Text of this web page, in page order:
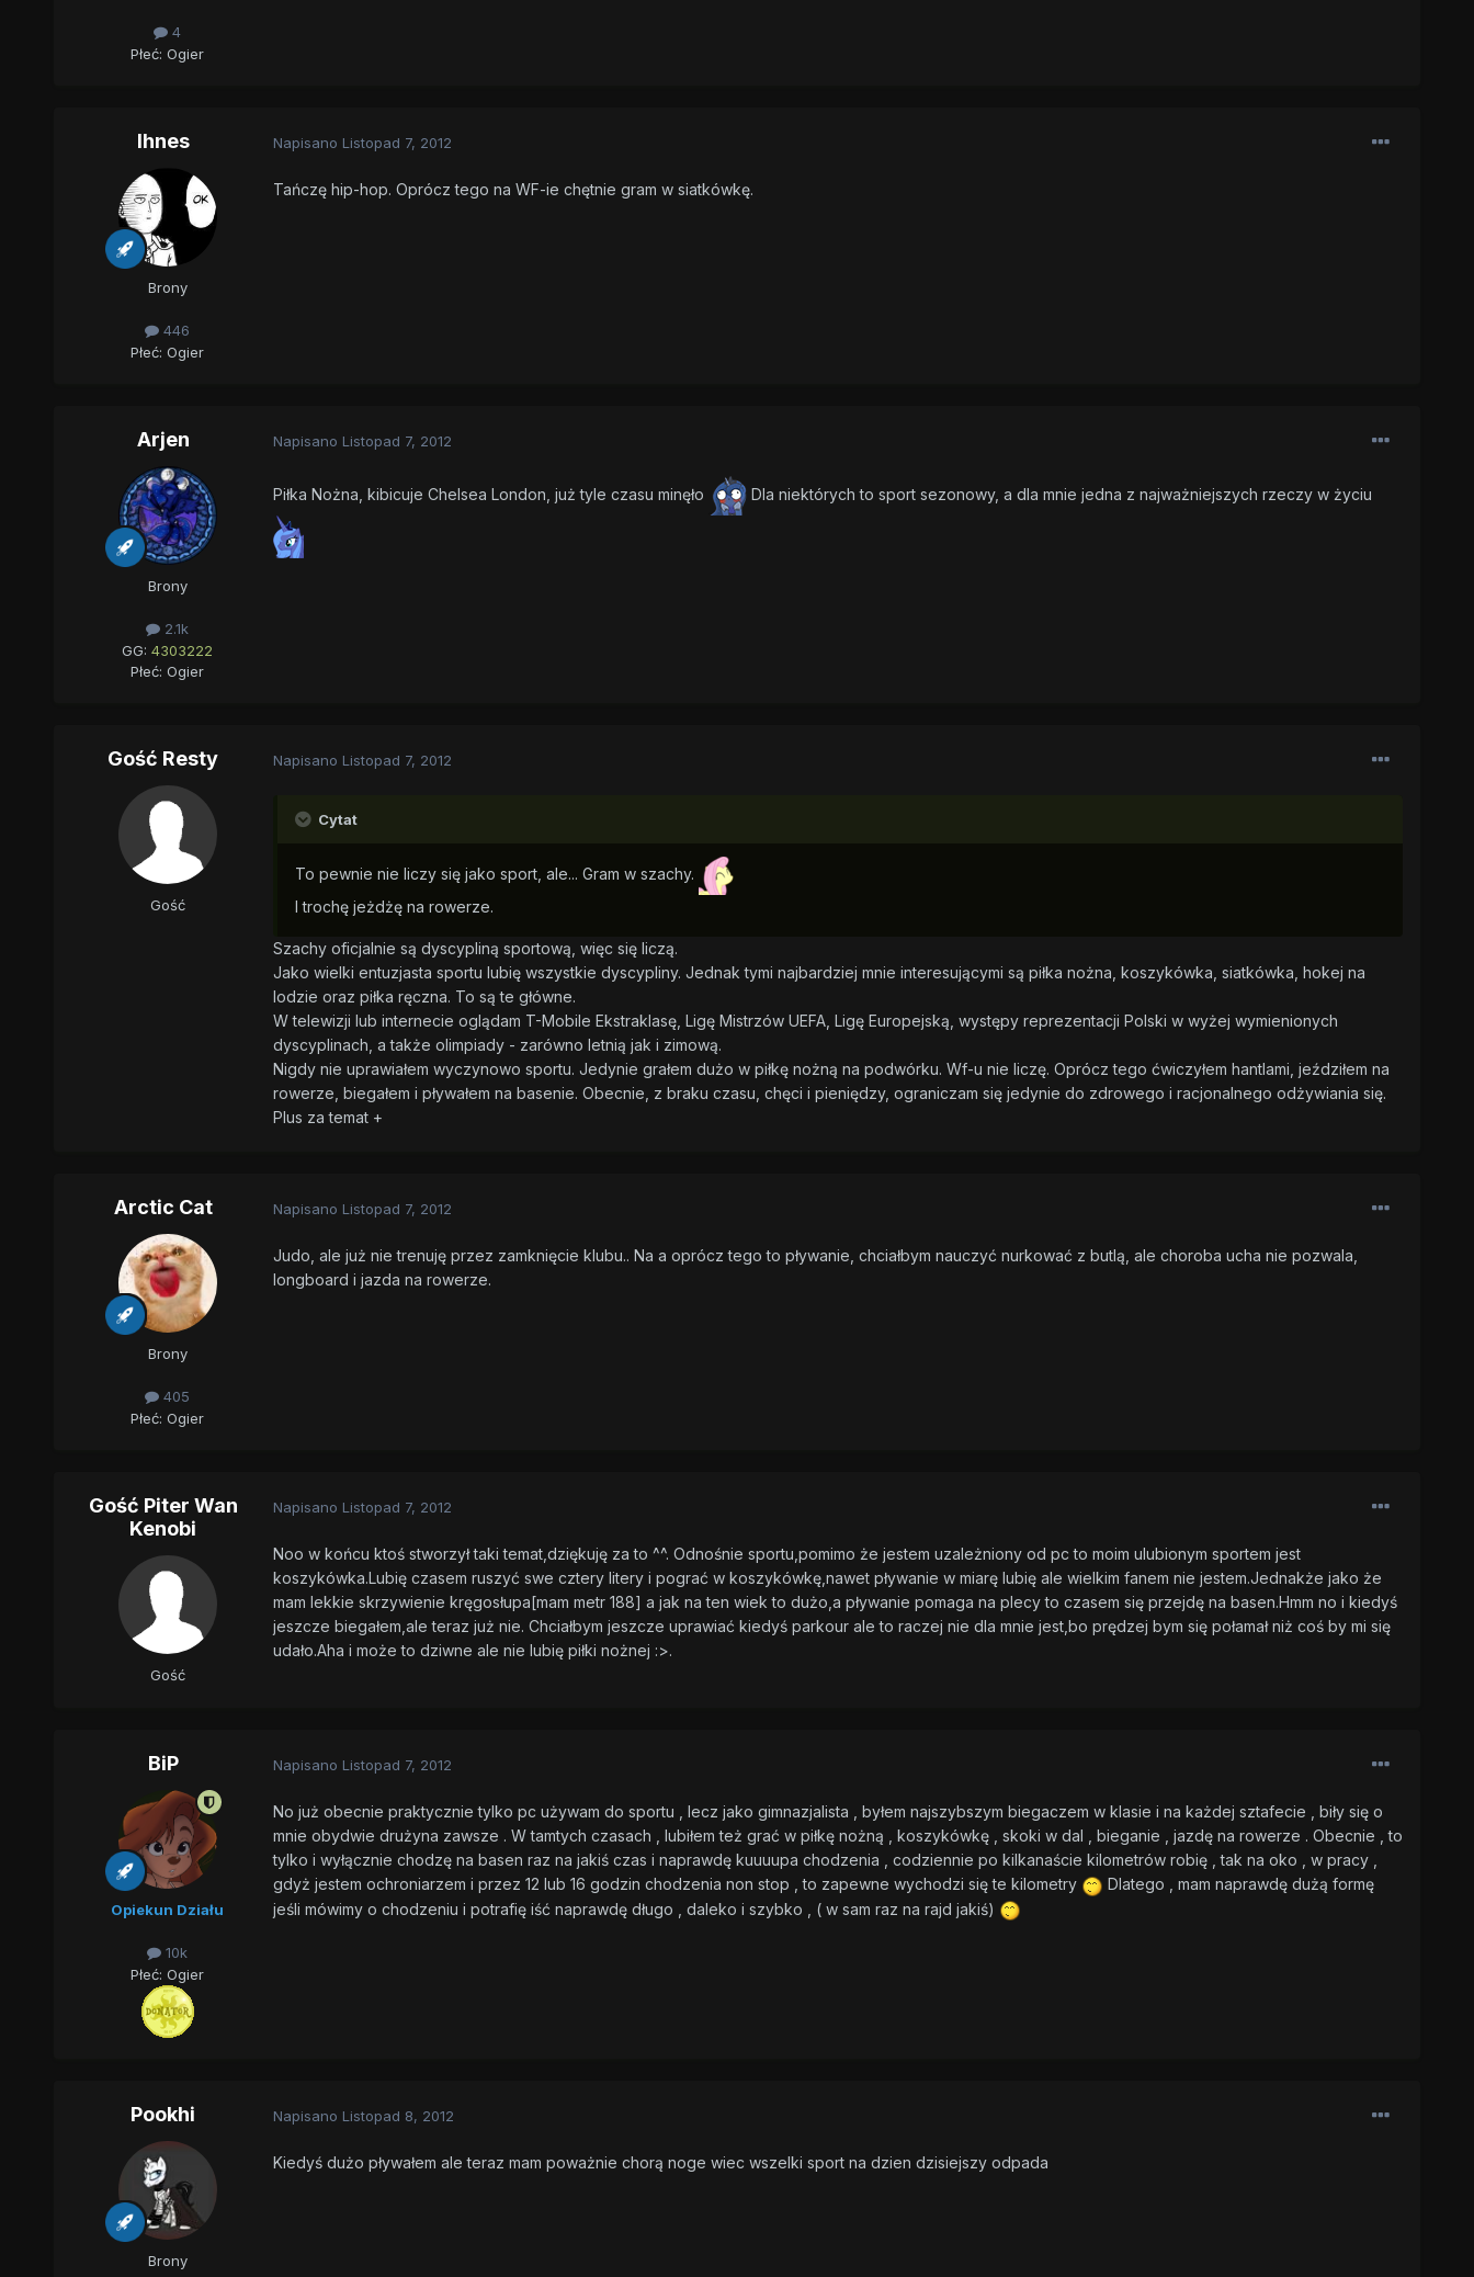
4
Płeć: Ogier
Ihnes
Brony
446
Płeć: Ogier
Napisano Listopad 7, 2012
Tańczę hip-hop. Oprócz tego na WF-ie chętnie gram w siatkówkę.
Arjen
Brony
2.1k
GG:4303222
Płeć: Ogier
Napisano Listopad 7, 2012
Piłka Nożna, kibicuje Chelsea London, już tyle czasu minęło Dla niektórych to sport sezonowy, a dla mnie jedna z najważniejszych rzeczy w życiu
Gość Resty
Gość
Napisano Listopad 7, 2012
Cytat
To pewnie nie liczy się jako sport, ale... Gram w szachy.
I trochę jeżdżę na rowerze.
Szachy oficjalnie są dyscypliną sportową, więc się liczą.
Jako wielki entuzjasta sportu lubię wszystkie dyscypliny. Jednak tymi najbardziej mnie interesującymi są piłka nożna, koszykówka, siatkówka, hokej na
lodzie oraz piłka ręczna. To są te główne.
W telewizji lub internecie oglądam T-Mobile Ekstraklasę, Ligę Mistrzów UEFA, Ligę Europejską, występy reprezentacji Polski w wyżej wymienionych
dyscyplinach, a także olimpiady - zarówno letnią jak i zimową.
Nigdy nie uprawiałem wyczynowo sportu. Jedynie grałem dużo w piłkę nożną na podwórku. Wf-u nie liczę. Oprócz tego ćwiczyłem hantlami, jeździłem na
rowerze, biegałem i pływałem na basenie. Obecnie, z braku czasu, chęci i pieniędzy, ograniczam się jedynie do zdrowego i racjonalnego odżywiania się.
Plus za temat +
Arctic Cat
Brony
405
Płeć: Ogier
Napisano Listopad 7, 2012
Judo, ale już nie trenuję przez zamknięcie klubu.. Na a oprócz tego to pływanie, chciałbym nauczyć nurkować z butlą, ale choroba ucha nie pozwala,
longboard i jazda na rowerze.
Gość Piter Wan
Kenobi
Gość
Napisano Listopad 7, 2012
Noo w końcu ktoś stworzył taki temat,dziękuję za to ^^. Odnośnie sportu,pomimo że jestem uzależniony od pc to moim ulubionym sportem jest
koszykówka.Lubię czasem ruszyć swe cztery litery i pograć w koszykówkę,nawet pływanie w miarę lubię ale wielkim fanem nie jestem.Jednakże jako że
mam lekkie skrzywienie kręgosłupa[mam metr 188] a jak na ten wiek to dużo,a pływanie pomaga na plecy to czasem się przejdę na basen.Hmm no i kiedyś
jeszcze biegałem,ale teraz już nie. Chciałbym jeszcze uprawiać kiedyś parkour ale to raczej nie dla mnie jest,bo prędzej bym się połamał niż coś by mi się
udało.Aha i może to dziwne ale nie lubię piłki nożnej :>.
BiP
Opiekun Działu
10k
Płeć: Ogier
Napisano Listopad 7, 2012
No już obecnie praktycznie tylko pc używam do sportu , lecz jako gimnazjalista , byłem najszybszym biegaczem w klasie i na każdej sztafecie , biły się o
mnie obydwie drużyna zawsze . W tamtych czasach , lubiłem też grać w piłkę nożną , koszykówkę , skoki w dal , bieganie , jazdę na rowerze . Obecnie , to
tylko i wyłącznie chodzę na basen raz na jakiś czas i naprawdę kuuuupa chodzenia , codziennie po kilkanaście kilometrów robię , tak na oko , w pracy ,
gdyż jestem ochroniarzem i przez 12 lub 16 godzin chodzenia non stop , to zapewne wychodzi się te kilometry
Dlatego , mam naprawdę dużą formę
jeśli mówimy o chodzeniu i potrafię iść naprawdę długo , daleko i szybko , ( w sam raz na rajd jakiś)
Pookhi
Brony
Napisano Listopad 8, 2012
Kiedyś dużo pływałem ale teraz mam poważnie chorą noge wiec wszelki sport na dzien dzisiejszy odpada